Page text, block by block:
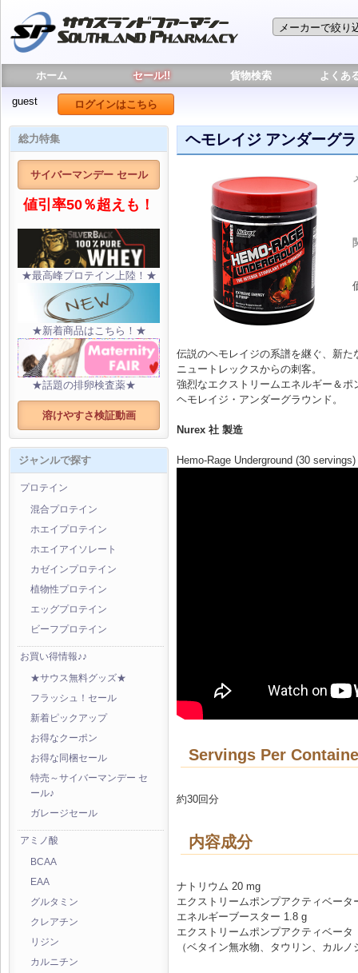
ホーム セール!! 貨物検索 よくあ
guest ログインはこちら
総力特集
サイバーマンデー セール
値引率50％超えも！
★最高峰プロテイン上陸！★
★新着商品はこちら！★
★話題の排卵検査薬★
溶けやすさ検証動画
ジャンルで探す
プロテイン
混合プロテイン
ホエイプロテイン
ホエイアイソレート
カゼインプロテイン
植物性プロテイン
エッグプロテイン
ビーフプロテイン
お買い得情報♪♪
★サウス無料グッズ★
フラッシュ！セール
新着ピックアップ
お得なクーポン
お得な同梱セール
特売～サイバーマンデー セ
ール♪
ガレージセール
アミノ酸
BCAA
EAA
グルタミン
クレアチン
リジン
カルニチン
ヘモレイジ アンダーグ
伝説のヘモレイジの系譜を継ぐ、新た
ニュートレックスからの刺客。
強烈なエクストリームエネルギー＆ポ
ヘモレイジ・アンダーグラウンド。
Nurex 社 製造
Hemo-Rage Underground (30 servings)
Servings Per
約30回分
内容成分
ナトリウム 20 mg
エクストリームポンプアクティベータ
エネルギーブースター 1.8 g
エクストリームポンプアクティベータ
（ベタイン無水物、タウリン、カル